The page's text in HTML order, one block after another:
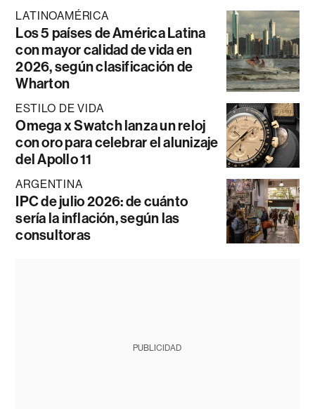
LATINOAMÉRICA
Los 5 países de América Latina
con mayor calidad de vida en
2026, según clasificación de
Wharton
ESTILO DE VIDA
Omega x Swatch lanza un reloj
con oro para celebrar el alunizaje
del Apollo 11
ARGENTINA
IPC de julio 2026: de cuánto
sería la inflación, según las
consultoras
PUBLICIDAD